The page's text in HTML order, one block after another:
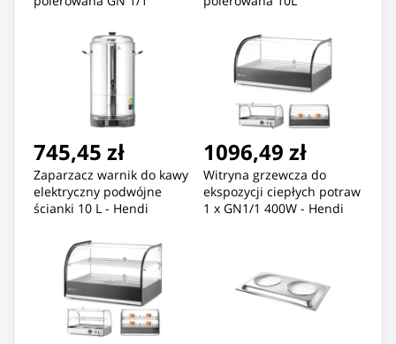
745,45 zł
Zaparzacz warnik do kawy
elektryczny podwójne
ścianki 10 L - Hendi
1096,49 zł
Witryna grzewcza do
ekspozycji ciepłych potraw
1 x GN1/1 400W - Hendi